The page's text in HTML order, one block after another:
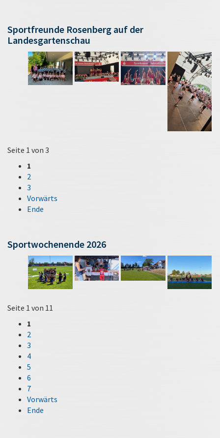
Sportfreunde Rosenberg auf der
Landesgartenschau
Seite 1 von 3
1
2
3
Vorwärts
Ende
Sportwochenende 2026
Seite 1 von 11
1
2
3
4
5
6
7
Vorwärts
Ende